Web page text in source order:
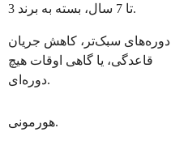
3 تا 7 سال، بسته به برند.
دوره‌های سبک‌تر، کاهش جریان
قاعدگی، یا گاهی اوقات هیچ
دوره‌ای.
هورمونی.